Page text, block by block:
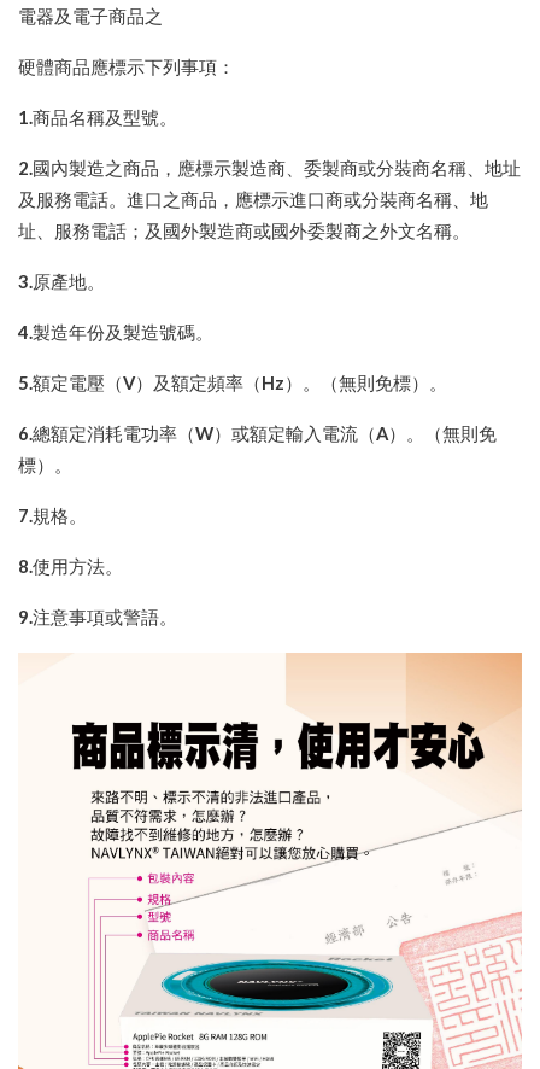
電器及電子商品之
硬體商品應標示下列事項：
1.商品名稱及型號。
2.國內製造之商品，應標示製造商、委製商或分裝商名稱、地址
及服務電話。進口之商品，應標示進口商或分裝商名稱、地
址、服務電話；及國外製造商或國外委製商之外文名稱。
3.原產地。
4.製造年份及製造號碼。
5.額定電壓（V）及額定頻率（Hz）。（無則免標）。
6.總額定消耗電功率（W）或額定輸入電流（A）。（無則免
標）。
7.規格。
8.使用方法。
9.注意事項或警語。